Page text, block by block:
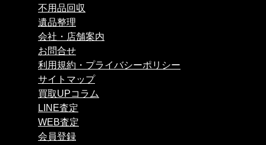
不用品回収
遺品整理
会社・店舗案内
お問合せ
利用規約・プライバシーポリシー
サイトマップ
買取UPコラム
LINE査定
WEB査定
会員登録